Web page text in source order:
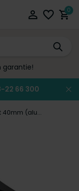
0
de laagste
22 66 300
40mm (alu...